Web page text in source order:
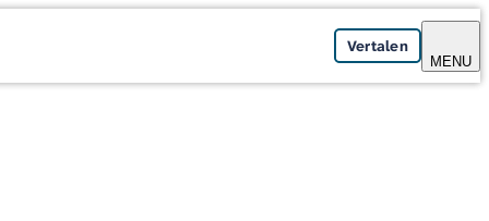
Vertalen
MENU